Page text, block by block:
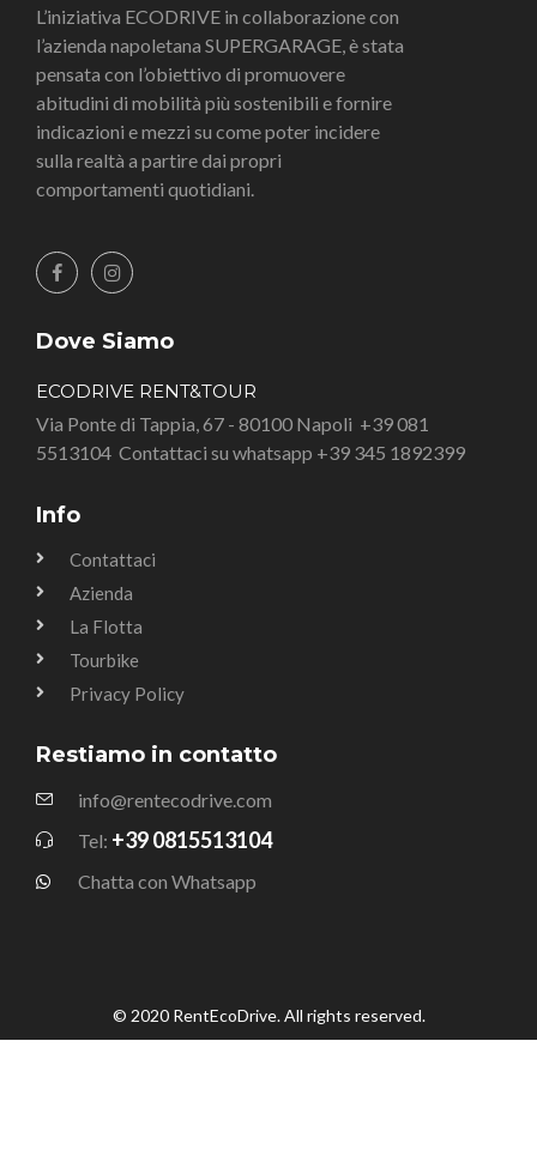
L’iniziativa ECODRIVE in collaborazione con
l’azienda napoletana SUPERGARAGE, è stata
pensata con l’obiettivo di promuovere
abitudini di mobilità più sostenibili e fornire
indicazioni e mezzi su come poter incidere
sulla realtà a partire dai propri
comportamenti quotidiani.
Dove Siamo
ECODRIVE RENT&TOUR
Via Ponte di Tappia, 67 - 80100 Napoli +39 081
5513104 Contattaci su whatsapp +39 345 1892399
Info
Contattaci
Azienda
La Flotta
Tourbike
Privacy Policy
Restiamo in contatto
info@rentecodrive.com
Tel: +39 0815513104
Chatta con Whatsapp
© 2020 RentEcoDrive. All rights reserved.